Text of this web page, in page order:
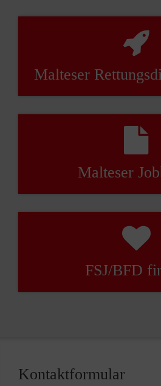
Malteser
Malteser
FSJ/BFD
Kontaktformular